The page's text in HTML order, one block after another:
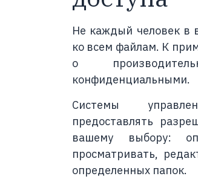
Не каждый человек в
ко всем файлам. К
о
конфиденциальными.
Системы
предоставлять
вашему выбору:
просматривать,
определенных папок.